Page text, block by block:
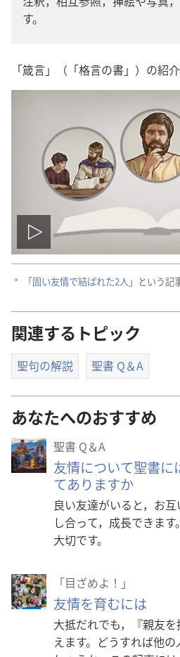
す。
「箴言」（「格言の書 」）の紹介
ビ
デ
オ
を
再
生
a 「固い友情で結ばれた2人 」という記
関連するトピック
聖句の解説 聖書 Q＆A
あなたへのおすすめ
聖書 Q＆A
友情について聖書に
てありますか
良い友達がいると，お
し合って，成長できま
大切です。
「目ざめよ！」
友情を育むには
大抵だれでも，『親友
えます。どうすれば他